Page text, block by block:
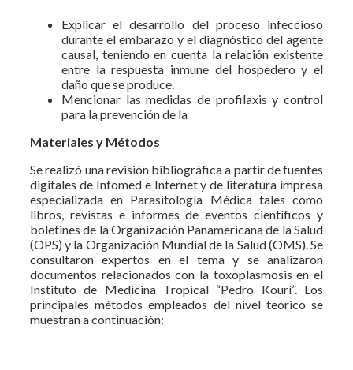
Explicar el desarrollo del proceso infeccioso
durante el embarazo y el diagnóstico del agente
causal, teniendo en cuenta la relación existente
entre la respuesta inmune del hospedero y el
daño que se produce.
Mencionar las medidas de profilaxis y control
para la prevención de la
Materiales y Métodos
Se realizó una revisión bibliográfica a partir de fuentes
digitales de Infomed e Internet y de literatura impresa
especializada en Parasitología Médica tales como
libros, revistas e informes de eventos científicos y
boletines de la Organización Panamericana de la Salud
(OPS) y la Organización Mundial de la Salud (OMS). Se
consultaron expertos en el tema y se analizaron
documentos relacionados con la toxoplasmosis en el
Instituto de Medicina Tropical “Pedro Kourí”. Los
principales métodos empleados del nivel teórico se
muestran a continuación: